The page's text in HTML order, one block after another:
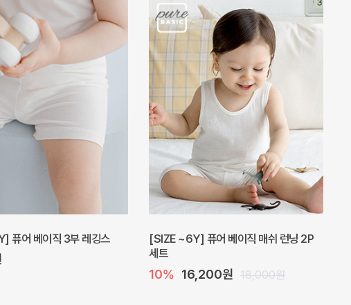
퓨어 베이직 3부 레깅스
[SIZE ~6Y] 퓨어 베이직 매쉬 런닝 2P
세트
10% 16,200원 18,000원